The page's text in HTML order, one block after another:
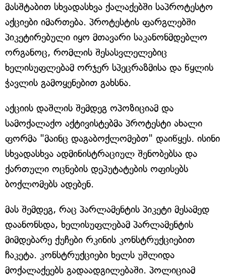
მასშტაბით სხვადასხვა ქალაქებში საპროტესტო
აქციები იმართება. პროტესტის ფარგლებში
პიკეტირებული იყო მთავარი საკანონმდებლო
ორგანოც, რომლის შესასვლელებიც
ხელისუფლებამ ორჯერ სპეცრაზმისა და წყლის
ჭავლის გამოყენებით გახსნა.
აქციის დაშლის შემდეგ ოპოზიციამ და
სამოქალაქო აქტივისტებმა პროტესტი ახალი
ფორმა "მაინც დაგაბოქლომებთ" დაიწყეს. ისინი
სხვადასხვა ადმინისტრაციულ შენობებსა და
ქართული ოცნების დეპუტატების ოფისებს
ბოქლომებს ადებენ.
მას შემდეგ, რაც პარლამენტის პიკეტი მესამედ
დაანონსდა, ხელისუფლებამ პარლამენტის
მიმდებარე ქუჩები რკინის კონსტრუქციებით
ჩაკეტა. კონსტრუქციები ხელს უშლიდა
მოქალაქეებს გადაადგილებაში. პოლიციამ